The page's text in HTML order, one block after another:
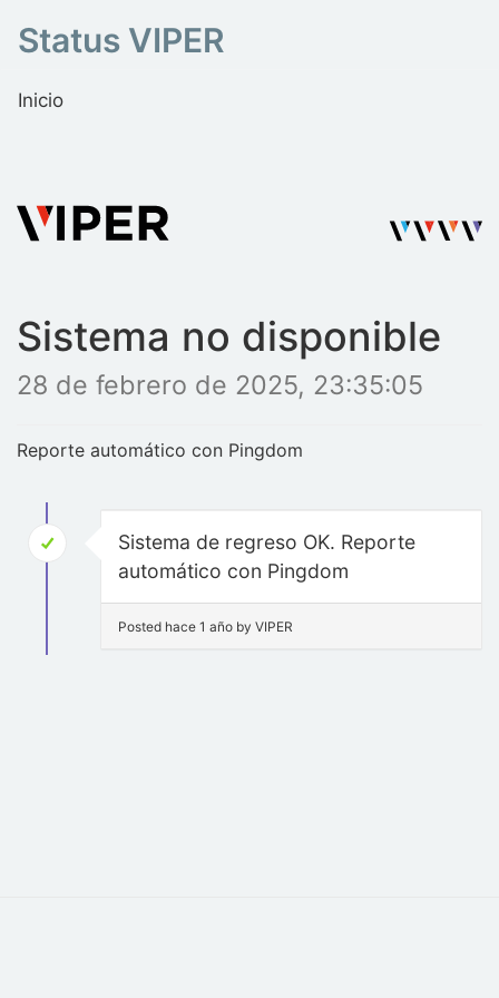
Status VIPER
Inicio
Sistema no disponible
28 de febrero de 2025, 23:35:05
Reporte automático con Pingdom
Sistema de regreso OK. Reporte
automático con Pingdom
Posted hace 1 año by VIPER